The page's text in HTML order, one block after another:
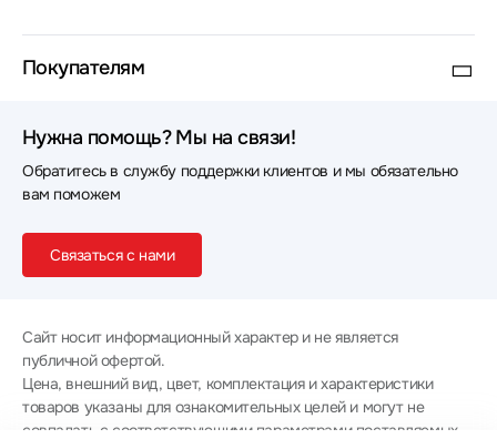
Покупателям
Нужна помощь? Мы на связи!
Обратитесь в службу поддержки клиентов и мы обязательно
вам поможем
Связаться с нами
Сайт носит информационный характер и не является
публичной офертой.
Цена, внешний вид, цвет, комплектация и характеристики
товаров указаны для ознакомительных целей и могут не
совпадать с соответствующими параметрами поставляемых